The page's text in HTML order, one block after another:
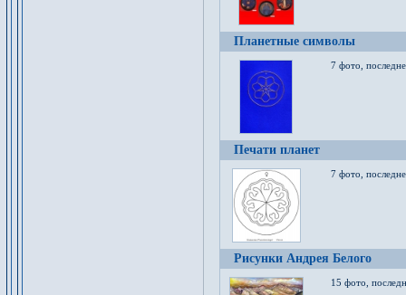
Планетные символы
7 фото,
Печати планет
7 фото,
Рисунки Андрея Белого
15 фото,